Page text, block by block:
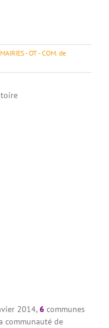
MAIRIES - OT - COM. de
2014,6 communes
communauté de